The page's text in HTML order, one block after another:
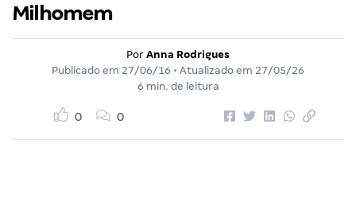
Milhomem
Por Anna Rodrigues
Publicado em 27/06/16 • Atualizado em 27/05/26
6 min. de leitura
0 0